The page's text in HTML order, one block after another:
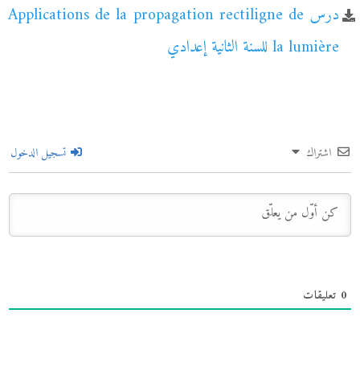
درس Applications de la propagation rectiligne de
la lumière للسنة الثانية إعدادي
اشتراك تسجيل الدخول
0 تعليقات